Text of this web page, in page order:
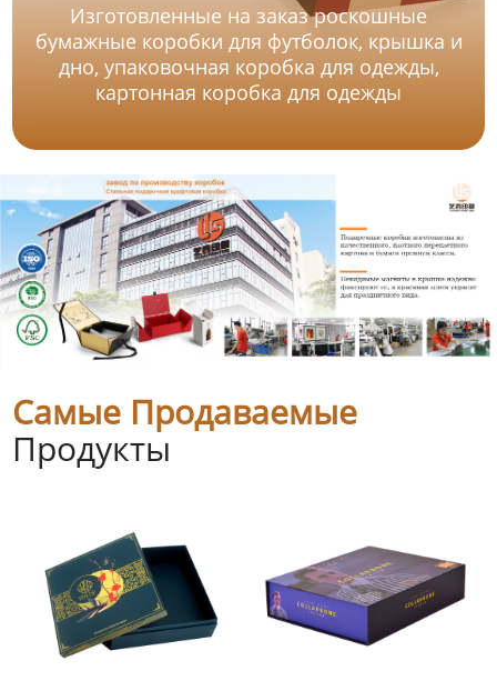
Изготовленные на заказ роскошные
бумажные коробки для футболок, крышка и
дно, упаковочная коробка для одежды,
картонная коробка для одежды
Самые Продаваемые
Продукты